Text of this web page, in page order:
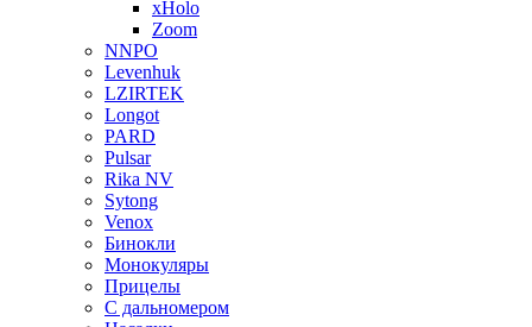
xHolo
Zoom
NNPO
Levenhuk
LZIRTEK
Longot
PARD
Pulsar
Rika NV
Sytong
Venox
Бинокли
Монокуляры
Прицелы
С дальномером